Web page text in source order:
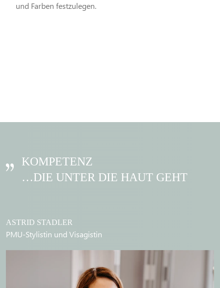
und Farben festzulegen.
KOMPETENZ
…DIE UNTER DIE HAUT GEHT
ASTRID STADLER
PMU-Stylistin und Visagistin